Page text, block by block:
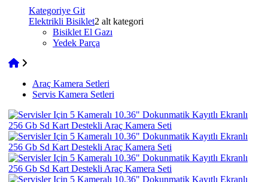
Kategoriye Git
Elektrikli Bisiklet2 alt kategori
Bisiklet El Gazı
Yedek Parça
Araç Kamera Setleri
Servis Kamera Setleri